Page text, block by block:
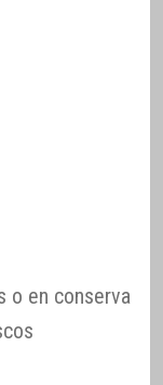
o en conserva